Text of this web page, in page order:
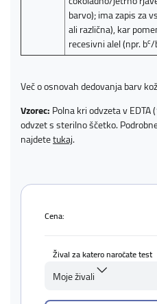
barvo); ima zapis za
ali različna), kar
recesivni alel (npr. bc/
Več o osnovah dedovanja barv
Vzorec:Polna kri odvzeta v
odvzet s sterilno ščetko.
najdetetukaj.
Cena:
Žival za katero naročate test
Moje živali